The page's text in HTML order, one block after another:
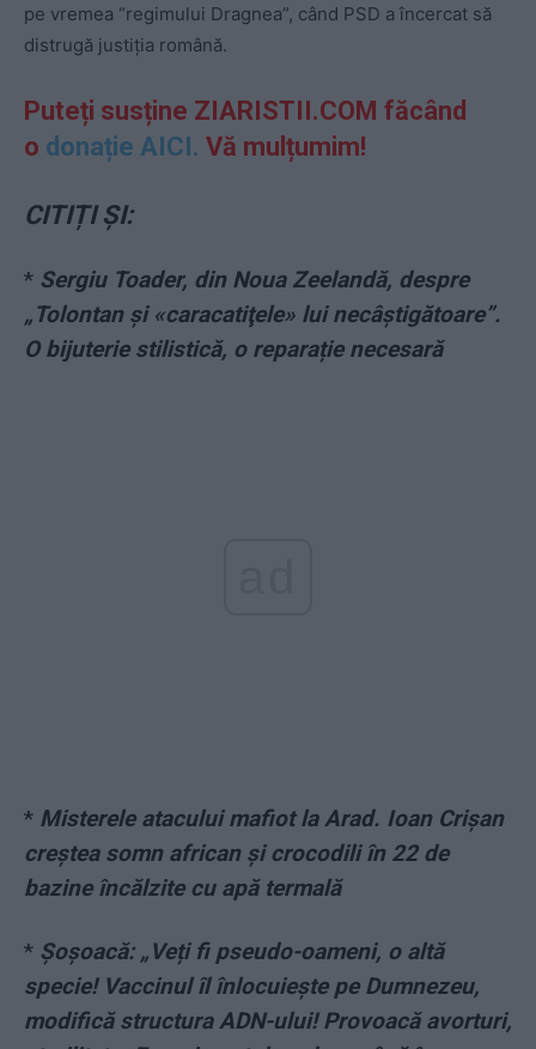
pe vremea “regimului Dragnea”, când PSD a încercat să
distrugă justiția română.
Puteți susține ZIARISTII.COM făcând
o donație AICI. Vă mulțumim!
CITIȚI ȘI:
* Sergiu Toader, din Noua Zeelandă, despre
„Tolontan și «caracatiţele» lui necâştigătoare”.
O bijuterie stilistică, o reparație necesară
* Misterele atacului mafiot la Arad. Ioan Crișan
creștea somn african și crocodili în 22 de
bazine încălzite cu apă termală
* Șoșoacă: „Veți fi pseudo-oameni, o altă
specie! Vaccinul îl înlocuiește pe Dumnezeu,
modifică structura ADN-ului! Provoacă avorturi,